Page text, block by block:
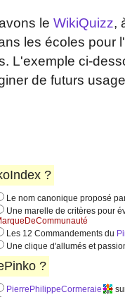
le WikiQuizz,
les écoles pour
L'exemple ci-
de futurs
?
Le nom canonique proposé
Une marelle de critères pour
Les 12 Commandements du
Une clique d'allumés et
?
PierrePhilippeCormeraie